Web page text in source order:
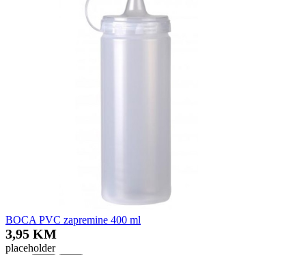
BOCA PVC zapremine 400 ml
3,95 KM
placeholder